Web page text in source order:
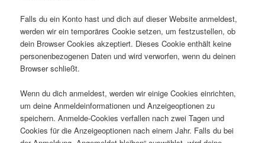
Falls du ein Konto hast und dich auf dieser Website anmeldest,
werden wir ein temporäres Cookie setzen, um festzustellen, ob
dein Browser Cookies akzeptiert. Dieses Cookie enthält keine
personenbezogenen Daten und wird verworfen, wenn du deinen
Browser schließt.
Wenn du dich anmeldest, werden wir einige Cookies einrichten,
um deine Anmeldeinformationen und Anzeigeoptionen zu
speichern. Anmelde-Cookies verfallen nach zwei Tagen und
Cookies für die Anzeigeoptionen nach einem Jahr. Falls du bei